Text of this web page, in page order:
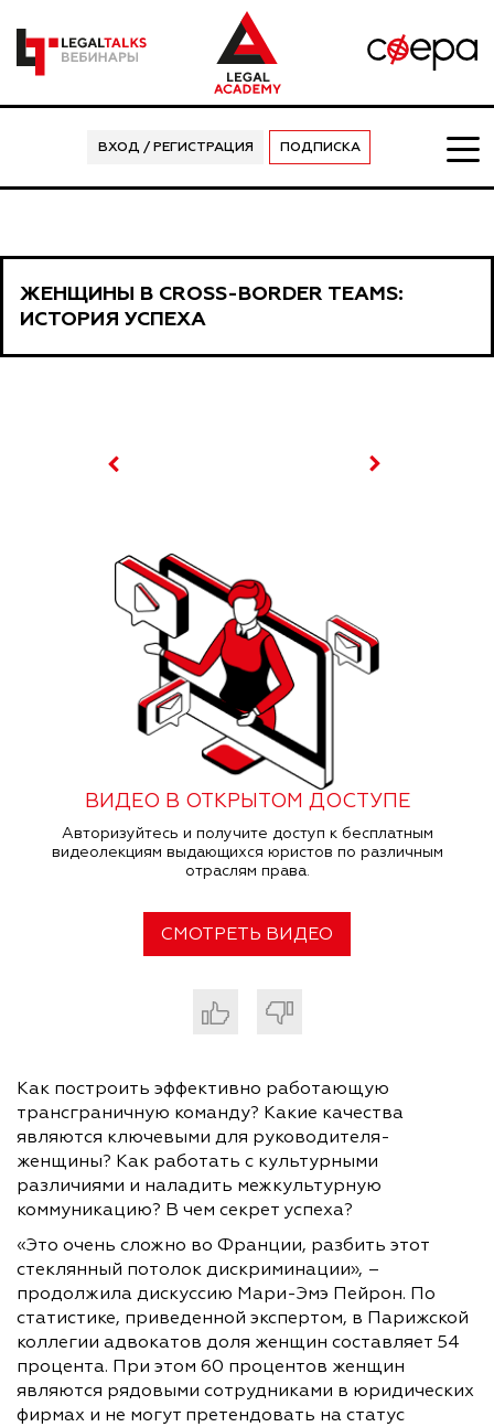
ВХОД / РЕГИСТРАЦИЯ ПОДПИСКА
ЖЕНЩИНЫ В CROSS-BORDER TEAMS:
ИСТОРИЯ УСПЕХА
ВИДЕО В ОТКРЫТОМ ДОСТУПЕ
Авторизуйтесь и получите доступ к бесплатным
видеолекциям выдающихся юристов по различным
отраслям права.
СМОТРЕТЬ ВИДЕО
Как построить эффективно работающую
трансграничную команду? Какие качества
являются ключевыми для руководителя-
женщины? Как работать с культурными
различиями и наладить межкультурную
коммуникацию? В чем секрет успеха?
«Это очень сложно во Франции, разбить этот
стеклянный потолок дискриминации», –
продолжила дискуссию Мари-Эмэ Пейрон. По
статистике, приведенной экспертом, в Парижской
коллегии адвокатов доля женщин составляет 54
процента. При этом 60 процентов женщин
являются рядовыми сотрудниками в юридических
фирмах и не могут претендовать на статус